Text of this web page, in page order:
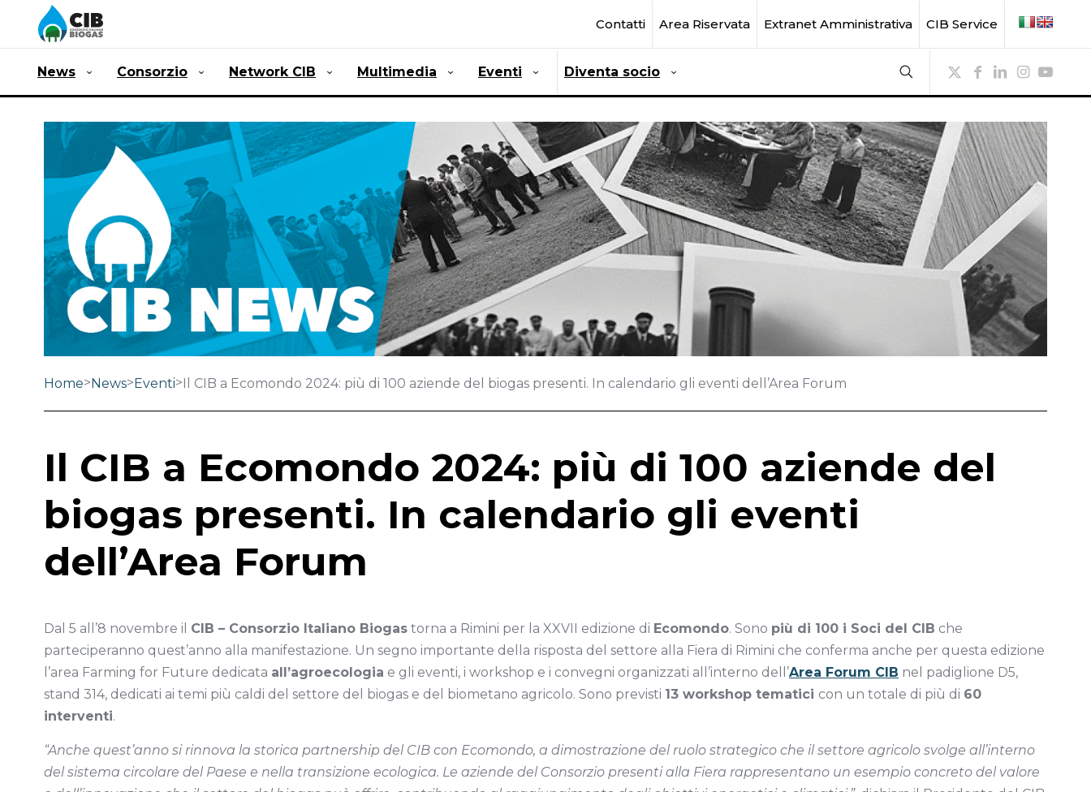
Contatti Area Riservata Extranet Amministrativa CIB Service
News Consorzio Network CIB Multimedia Eventi Diventa socio
Home>News>Eventi>Il CIB a Ecomondo 2024: più di 100 aziende del biogas presenti. In calendario gli eventi dell’Area Forum
Il CIB a Ecomondo 2024: più di 100 aziende del
biogas presenti. In calendario gli eventi
dell’Area Forum
Dal 5 all’8 novembre il CIB – Consorzio Italiano Biogas torna a Rimini per la XXVII edizione di Ecomondo. Sono più di 100 i Soci del CIB che
parteciperanno quest’anno alla manifestazione. Un segno importante della risposta del settore alla Fiera di Rimini che conferma anche per questa edizione
l’area Farming for Future dedicata all’agroecologia e gli eventi, i workshop e i convegni organizzati all’interno dell’Area Forum CIB nel padiglione D5,
stand 314, dedicati ai temi più caldi del settore del biogas e del biometano agricolo. Sono previsti 13 workshop tematici con un totale di più di 60
interventi.
“Anche quest’anno si rinnova la storica partnership del CIB con Ecomondo, a dimostrazione del ruolo strategico che il settore agricolo svolge all’interno
del sistema circolare del Paese e nella transizione ecologica. Le aziende del Consorzio presenti alla Fiera rappresentano un esempio concreto del valore